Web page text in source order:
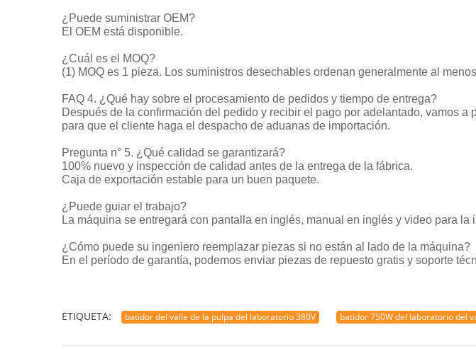
¿Puede suministrar OEM?
El OEM está disponible.
¿Cuál es el MOQ?
(1) MOQ es 1 pieza. Los suministros desechables ordenan generalmente al
FAQ 4. ¿Qué hay sobre el procesamiento de pedidos y tiempo de entrega?
Después de la confirmación del pedido y recibir el pago por adelantado, vamos
para que el cliente haga el despacho de aduanas de importación.
Pregunta n° 5. ¿Qué calidad se garantizará?
100% nuevo y inspección de calidad antes de la entrega de la fábrica.
Caja de exportación estable para un buen paquete.
¿Puede guiar el trabajo?
La máquina se entregará con pantalla en inglés, manual en inglés y video para la
¿Cómo puede su ingeniero reemplazar piezas si no están al lado de la máquina?
En el período de garantía, podemos enviar piezas de repuesto gratis y soporte
ETIQUETA: batidor del valle de la pulpa del laboratorio 380V batidor 750W del laboratorio del